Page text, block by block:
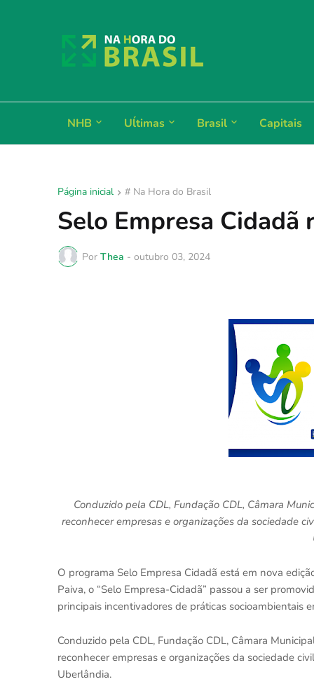
NHB Uĺtimas Brasil Capitais
Página inicial # Na Hora do Brasil
Selo Empresa Cidadã
Por Thea - outubro 03, 2024
Conduzido pela CDL, Fundação CDL, Câmara
reconhecer empresas e organizações da sociedade
O programa Selo Empresa Cidadã está em nova
Paiva, o “Selo Empresa-Cidadã” passou a ser
principais incentivadores de práticas socioambientais
Conduzido pela CDL, Fundação CDL, Câmara
reconhecer empresas e organizações da sociedade
Uberlândia.